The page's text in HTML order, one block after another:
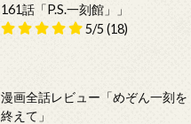
161話「P.S.一刻館」」
5/5 (18)
漫画全話レビュー「めぞん一刻を
終えて」